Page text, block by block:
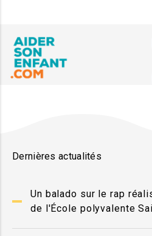
Dernières actualités
Un balado sur le rap
de l'École polyvalente